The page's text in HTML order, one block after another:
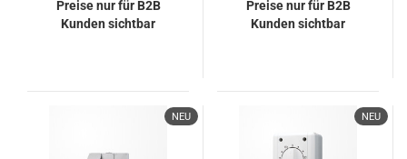
WG 600
Preise nur für B2B
Kunden sichtbar
WG 600
Preise nur für B2B
Kunden sichtbar
NEU NEU